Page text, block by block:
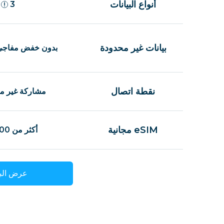
أنواع البيانات 3
بيانات غير محدودة بدون خفض
نقطة اتصال مشاركة غير
eSIM مجانية أكثر من 100 دولة
عرض